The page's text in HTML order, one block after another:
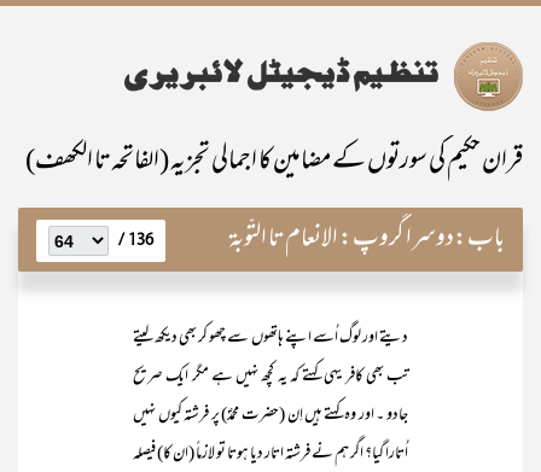
قران حکیم کی سورتوں کے مضامین کا اجمالی تجزیہ (الفاتحہ تا الکھف)
باب:دوسرا گروپ: الانعام تا التّوبۃ 136 /
دیتے اور لوگ اُسے اپنے ہاتھوں سے چھو کر بھی دیکھ لیتے
تب بھی کافر یہی کہتے کہ یہ کچھ نہیں ہے مگر ایک صریح
جادو ۔ اور وہ کہتے ہیں اِن (حضرت محمدؐ) پر فرشتہ کیوں نہیں
اُتارا گیا؟ اگر ہم نے فرشتہ اتار دیا ہوتا تو لازماً (ان کا) فیصلہ